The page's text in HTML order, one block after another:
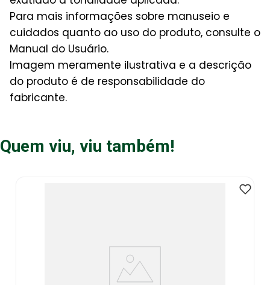
Para mais informações sobre manuseio e
cuidados quanto ao uso do produto, consulte o
Manual do Usuário.
Imagem meramente ilustrativa e a descrição
do produto é de responsabilidade do
fabricante.
Quem viu, viu também!